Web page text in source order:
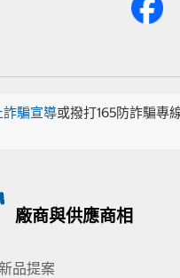
詐騙宣導或撥打165防詐騙專
廠商與供應商相
品提案